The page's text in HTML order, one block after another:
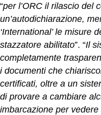
“per l’ORC il rilascio del
un’autodichiarazione,
‘International’ le misure
stazzatore abilitato”. “Il
completamente
i documenti che
certificati, oltre a un
di provare a cambiare
imbarcazione per